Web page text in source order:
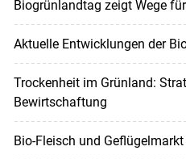
Biogrünlandtag zeigt Wege
Aktuelle Entwicklungen der
Trockenheit im Grünland:
Bewirtschaftung
Bio-Fleisch und Geflügelmarkt